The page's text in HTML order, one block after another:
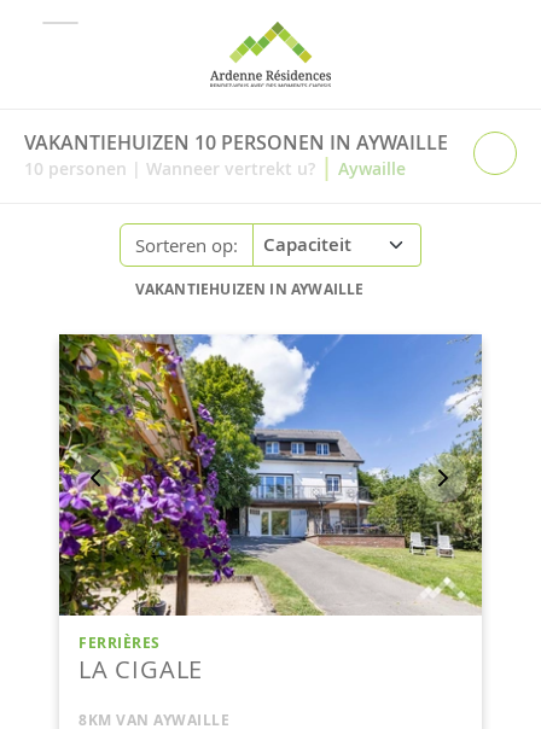
VAKANTIEHUIZEN 10 PERSONEN IN AYWAILLE
10 personen | Wanneer vertrekt u? | Aywaille
Sorteren op:
VAKANTIEHUIZEN IN AYWAILLE